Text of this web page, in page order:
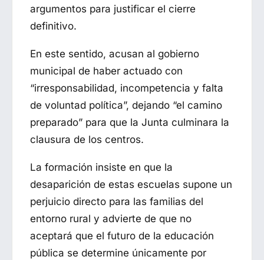
argumentos para justificar el cierre
definitivo.
En este sentido, acusan al gobierno
municipal de haber actuado con
“irresponsabilidad, incompetencia y falta
de voluntad política”, dejando “el camino
preparado” para que la Junta culminara la
clausura de los centros.
La formación insiste en que la
desaparición de estas escuelas supone un
perjuicio directo para las familias del
entorno rural y advierte de que no
aceptará que el futuro de la educación
pública se determine únicamente por